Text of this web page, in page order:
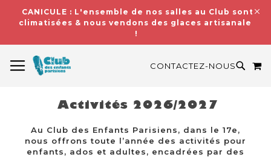
CANICULE : L'ensemble de nos salles au Club sont
climatisées & nous vendons des glaces artisanales
!
CONTACTEZ-NOUS
Activités 2026/2027
Au Club des Enfants Parisiens, dans le 17e,
nous offrons toute l’année des activités pour
enfants, ados et adultes, encadrées par des